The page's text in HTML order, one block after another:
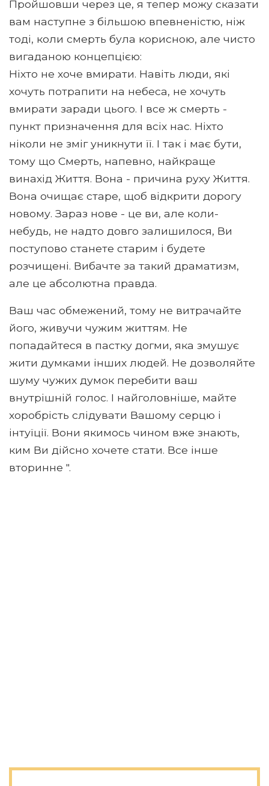
Пройшовши через це, я тепер можу сказати
вам наступне з більшою впевненістю, ніж
тоді, коли смерть була корисною, але чисто
вигаданою концепцією:
Ніхто не хоче вмирати. Навіть люди, які
хочуть потрапити на небеса, не хочуть
вмирати заради цього. І все ж смерть -
пункт призначення для всіх нас. Ніхто
ніколи не зміг уникнути її. І так і має бути,
тому що Смерть, напевно, найкраще
винахід Життя. Вона - причина руху Життя.
Вона очищає старе, щоб відкрити дорогу
новому. Зараз нове - це ви, але коли-
небудь, не надто довго залишилося, Ви
поступово станете старим і будете
розчищені. Вибачте за такий драматизм,
але це абсолютна правда.
Ваш час обмежений, тому не витрачайте
його, живучи чужим життям. Не
попадайтеся в пастку догми, яка змушує
жити думками інших людей. Не дозволяйте
шуму чужих думок перебити ваш
внутрішній голос. І найголовніше, майте
хоробрість слідувати Вашому серцю і
інтуїції. Вони якимось чином вже знають,
ким Ви дійсно хочете стати. Все інше
вторинне ".